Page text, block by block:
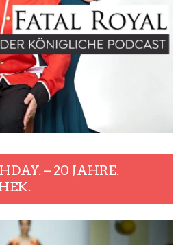
– 20 JAHRE.